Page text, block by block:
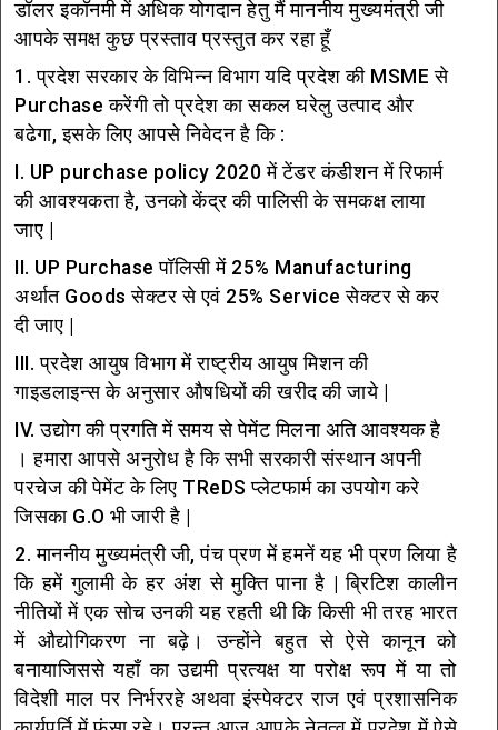
डॉलर इकॉनमी में अधिक योगदान हेतु मैं माननीय मुख्यमंत्री जी
आपके समक्ष कुछ प्रस्ताव प्रस्तुत कर रहा हूँ
1. प्रदेश सरकार के विभिन्न विभाग यदि प्रदेश की MSME से
Purchase करेंगी तो प्रदेश का सकल घरेलु उत्पाद और
बढेगा, इसके लिए आपसे निवेदन है कि :
I. UP purchase policy 2020 में टेंडर कंडीशन में रिफार्म
की आवश्यकता है, उनको केंद्र की पालिसी के समकक्ष लाया
जाए |
II. UP Purchase पॉलिसी में 25% Manufacturing
अर्थात Goods सेक्टर से एवं 25% Service सेक्टर से कर
दी जाए |
III. प्रदेश आयुष विभाग में राष्ट्रीय आयुष मिशन की
गाइडलाइन्स के अनुसार औषधियों की खरीद की जाये |
IV. उद्योग की प्रगति में समय से पेमेंट मिलना अति आवश्यक है
। हमारा आपसे अनुरोध है कि सभी सरकारी संस्थान अपनी
परचेज की पेमेंट के लिए TReDS प्लेटफार्म का उपयोग करे
जिसका G.O भी जारी है |
2. माननीय मुख्यमंत्री जी, पंच प्रण में हमनें यह भी प्रण लिया है
कि हमें गुलामी के हर अंश से मुक्ति पाना है | ब्रिटिश कालीन
नीतियों में एक सोच उनकी यह रहती थी कि किसी भी तरह भारत
में औद्योगिकरण ना बढ़े। उन्होंने बहुत से ऐसे कानून को
बनायाजिससे यहाँ का उद्यमी प्रत्यक्ष या परोक्ष रूप में या तो
विदेशी माल पर निर्भररहे अथवा इंस्पेक्टर राज एवं प्रशासनिक